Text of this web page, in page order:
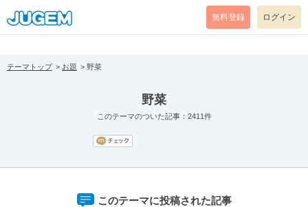
[pear_error: message="Success" code=0 mode=return level=notice
prefix="" info=""]
無料登録 ログイン
テーマトップ お題 野菜
野菜
このテーマのついた記事：2411件
このテーマに投稿された記事